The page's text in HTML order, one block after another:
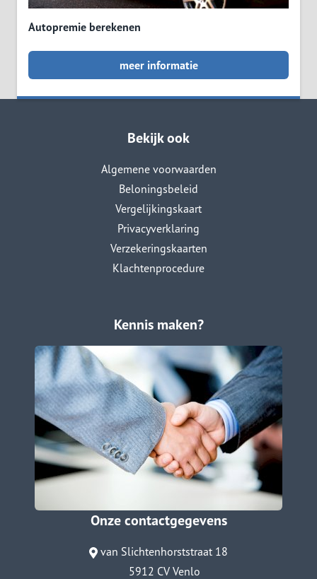
Autopremie berekenen
meer informatie
Bekijk ook
Algemene voorwaarden
Beloningsbeleid
Vergelijkingskaart
Privacyverklaring
Verzekeringskaarten
Klachtenprocedure
Kennis maken?
Onze contactgegevens
van Slichtenhorststraat 18
5912 CV Venlo